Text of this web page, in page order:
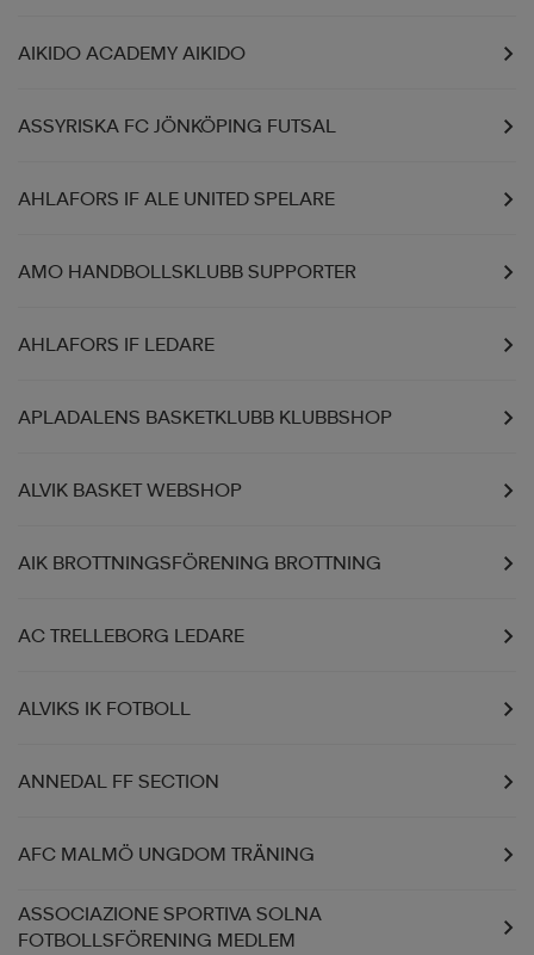
AIKIDO ACADEMY AIKIDO
ASSYRISKA FC JÖNKÖPING FUTSAL
AHLAFORS IF ALE UNITED SPELARE
AMO HANDBOLLSKLUBB SUPPORTER
AHLAFORS IF LEDARE
APLADALENS BASKETKLUBB KLUBBSHOP
ALVIK BASKET WEBSHOP
AIK BROTTNINGSFÖRENING BROTTNING
AC TRELLEBORG LEDARE
ALVIKS IK FOTBOLL
ANNEDAL FF SECTION
AFC MALMÖ UNGDOM TRÄNING
ASSOCIAZIONE SPORTIVA SOLNA
FOTBOLLSFÖRENING MEDLEM